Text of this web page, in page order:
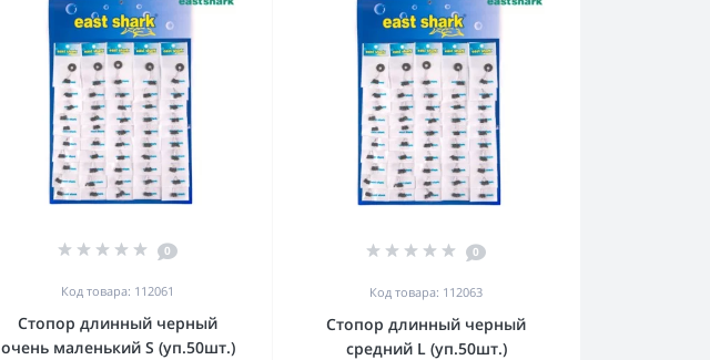
0
Код товара: 112061
Стопор длинный черный
очень маленький S (уп.50шт.)
0
Код товара: 112063
Стопор длинный черный
средний L (уп.50шт.)